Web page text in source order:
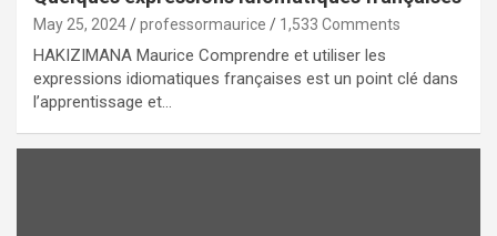
May 25, 2024 professormaurice 1,533 Comments
HAKIZIMANA Maurice Comprendre et utiliser les
expressions idiomatiques françaises est un point clé dans
l’apprentissage et…